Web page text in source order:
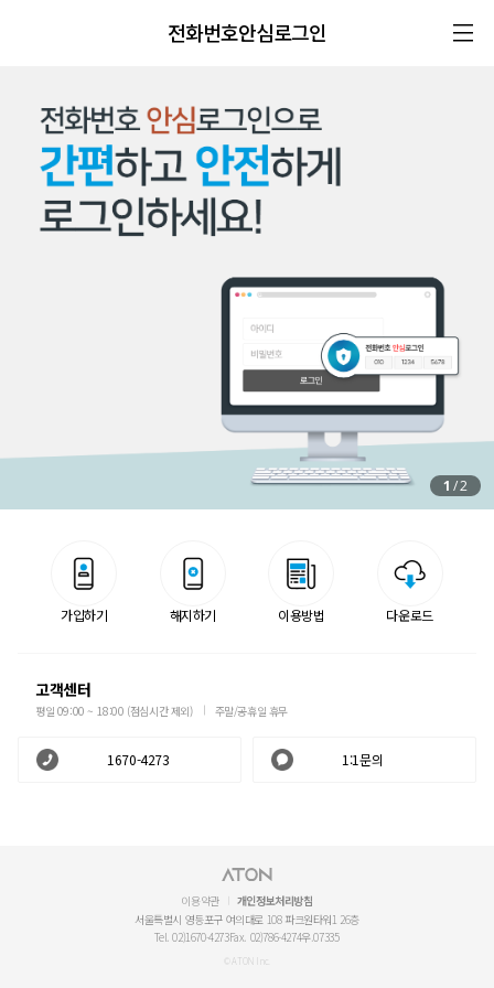
전화번호안심로그인
1 /2
가입하기 해지하기 이용방법 다운로드
고객센터
평일 09:00 ~ 18:00 (점심시간 제외) 주말/공휴일 휴무
1670-4273 1:1문의
이용약관
개인정보처리방침
서울특별시 영등포구 여의대로 108 파크원타워1 26층
Tel. 02)1670-4273Fax. 02)786-4274우.07335
© ATON Inc.